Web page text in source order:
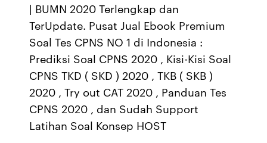
| BUMN 2020 Terlengkap dan
TerUpdate. Pusat Jual Ebook Premium
Soal Tes CPNS NO 1 di Indonesia :
Prediksi Soal CPNS 2020 , Kisi-Kisi Soal
CPNS TKD ( SKD ) 2020 , TKB ( SKB )
2020 , Try out CAT 2020 , Panduan Tes
CPNS 2020 , dan Sudah Support
Latihan Soal Konsep HOST